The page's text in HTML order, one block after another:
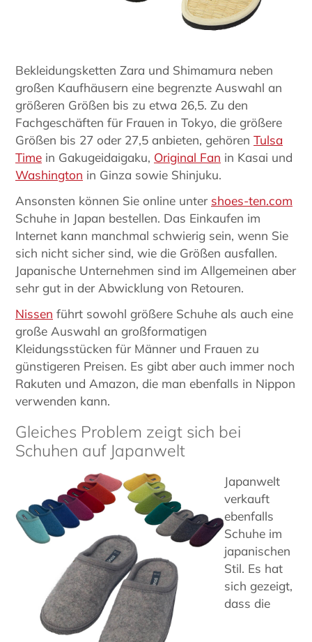
Bekleidungsketten Zara und Shimamura neben
großen Kaufhäusern eine begrenzte Auswahl an
größeren Größen bis zu etwa 26,5. Zu den
Fachgeschäften für Frauen in Tokyo, die größere
Größen bis 27 oder 27,5 anbieten, gehören Tulsa
Time in Gakugeidaigaku, Original Fan in Kasai und
Washington in Ginza sowie Shinjuku.
Ansonsten können Sie online unter shoes-ten.com
Schuhe in Japan bestellen. Das Einkaufen im
Internet kann manchmal schwierig sein, wenn Sie
sich nicht sicher sind, wie die Größen ausfallen.
Japanische Unternehmen sind im Allgemeinen aber
sehr gut in der Abwicklung von Retouren.
Nissen führt sowohl größere Schuhe als auch eine
große Auswahl an großformatigen
Kleidungsstücken für Männer und Frauen zu
günstigeren Preisen. Es gibt aber auch immer noch
Rakuten und Amazon, die man ebenfalls in Nippon
verwenden kann.
Gleiches Problem zeigt sich bei
Schuhen auf Japanwelt
Japanwelt
verkauft
ebenfalls
Schuhe im
japanischen
Stil. Es hat
sich gezeigt,
dass die